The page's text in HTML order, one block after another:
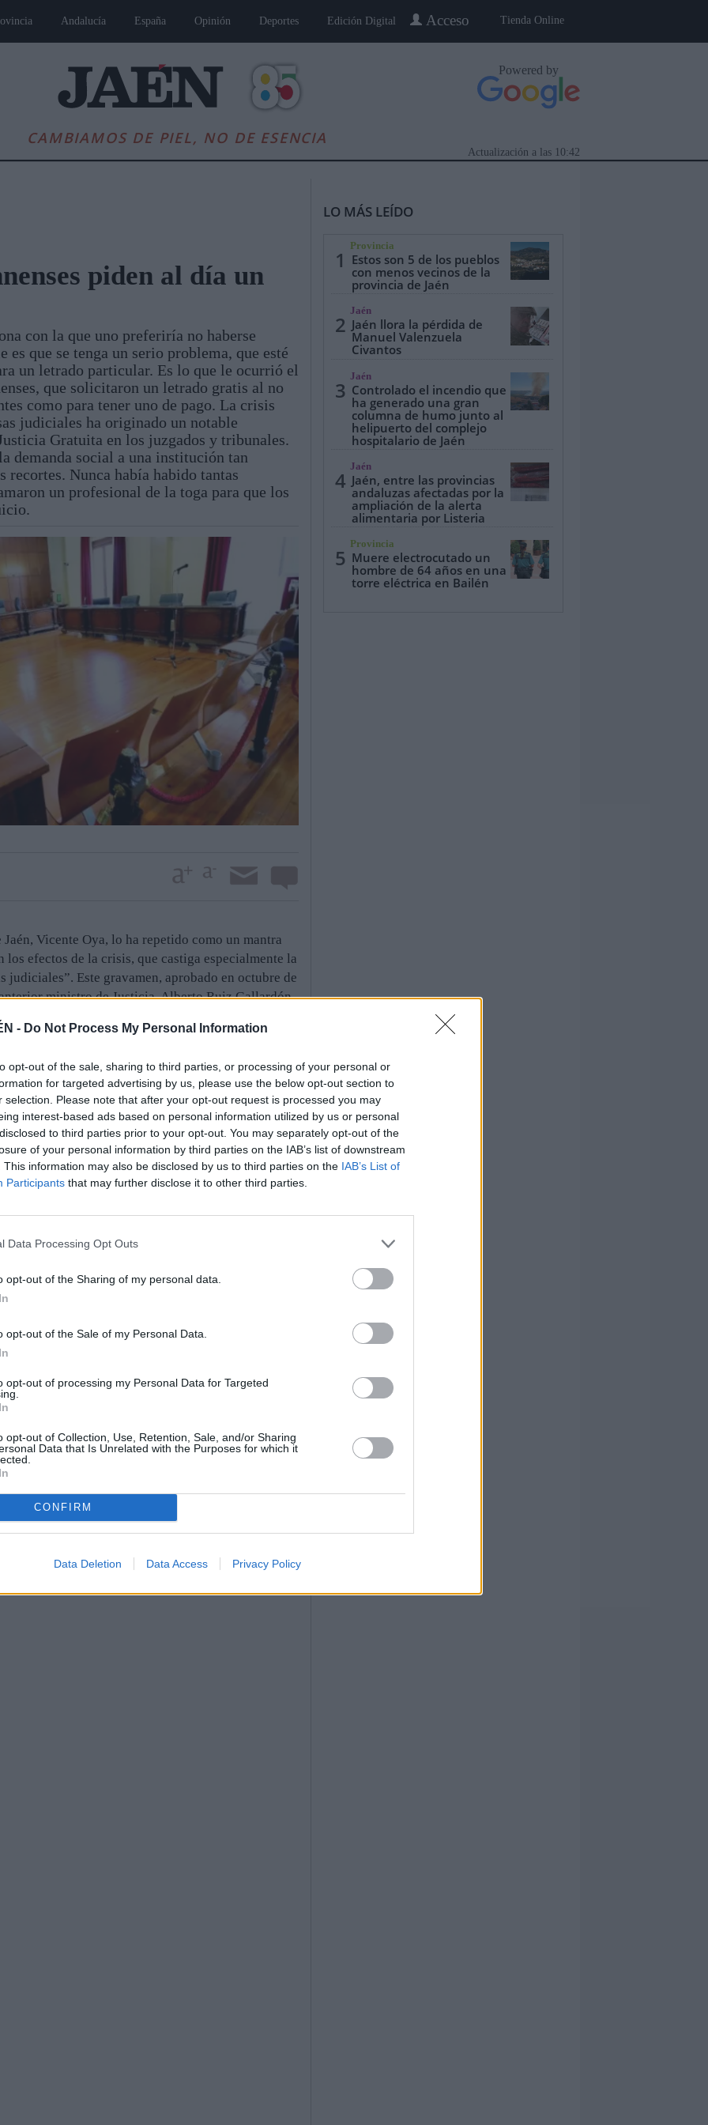
- Do Not Process My Personal Information
opt-out of the sale, sharing to third parties, or processing of your personal or
for targeted advertising by us, please use the below opt-out section to
selection. Please note that after your opt-out request is processed you may
interest-based ads based on personal information utilized by us or personal
to third parties prior to your opt-out. You may separately opt-out of the
of your personal information by third parties on the IAB’s list of downstream
This information may also be disclosed by us to third parties on the IAB’s List of
Participants that may further disclose it to other third parties.
Data Processing Opt Outs
opt-out of the Sharing of my personal data.
opt-out of the Sale of my Personal Data.
opt-out of processing my Personal Data for Targeted
opt-out of Collection, Use, Retention, Sale, and/or Sharing
Data that Is Unrelated with the Purposes for which it
CONFIRM
Data Deletion Data Access Privacy Policy
Tienda Online
Acceso
Andalucía España Opinión Deportes Edición Digital
CAMBIAMOS DE PIEL, NO DE ESENCIA
Powered by
10:42
Actualización a las
Jaén, Pueblo a Pueblo Especiales
piden al día un
con la que uno preferiría no haberse
es que se tenga un serio problema, que esté
un letrado particular. Es lo que le ocurrió el
que solicitaron un letrado gratis al no
como para tener uno de pago. La crisis
judiciales ha originado un notable
Gratuita en los juzgados y tribunales.
demanda social a una institución tan
recortes. Nunca había habido tantas
un profesional de la toga para que los
Vicente Oya, lo ha repetido como un mantra
los efectos de la crisis, que castiga especialmente la
judiciales”. Este gravamen, aprobado en octubre de
ministro de Justicia, Alberto Ruiz Gallardón,
por el hecho de iniciar un procedimiento
agentes políticos jurídicos y sociales, el Ejecutivo
todos modos, es ahora cuando se están notando
que ya estaba saturado.
más que ver con lo económico. La Justicia
debe pagarla la Administración. Es quien paga los
Sin embargo, los más de 450 letrados que
se quejan de que la Junta les paga poco, mal y
las listas del turno de oficio por la
la Administración. A estas alturas del año hay
y que solo han cobrado el primer
es mucho mejor que hace un año, cuando los
meses. Además, se quejan de que lo que se cobra
los particulares. La Junta paga con 126 euros
puede asistir a varios arrestados.
del doble. Las tarifas fijadas por la administración
los abogados como las copias de los autos, los
judiciales, los traslados a centros
cliente o los “extras” cuando se produce el
le gusta recordar que el abogado del turno de
que debe pasar por acciones formativas de
en nuestra sociedad, como garante de
de la población independientemente de su nivel
también de que la población acceda a la Justicia
la presentación del Día de la Justicia Gratuita,
LO MÁS LEÍDO
1
Provincia
Estos son 5 de los pueblos
con menos vecinos de la
provincia de Jaén
2
Jaén
Jaén llora la pérdida de
Manuel Valenzuela
Civantos
3
Jaén
Controlado el incendio que
ha generado una gran
columna de humo junto al
helipuerto del complejo
hospitalario de Jaén
4
Jaén
Jaén, entre las provincias
andaluzas afectadas por la
ampliación de la alerta
alimentaria por Listeria
5
Provincia
Muere electrocutado un
hombre de 64 años en una
torre eléctrica en Bailén